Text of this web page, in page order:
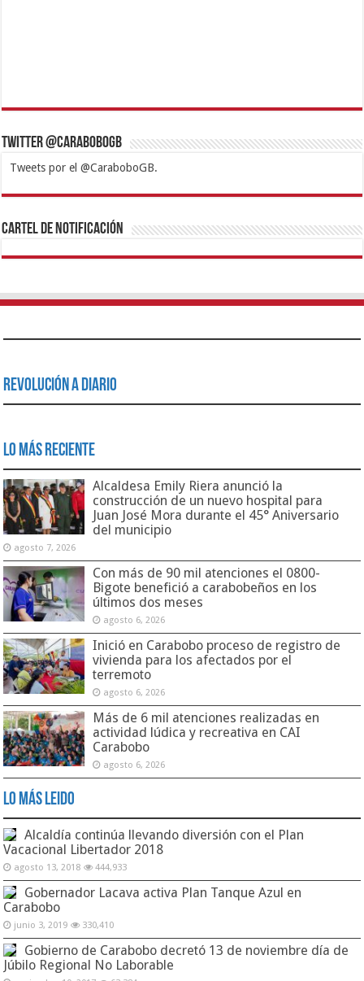
Twitter @CaraboboGB
Tweets por el @CaraboboGB.
1xbetBetturkeyBetistKralbetSupertotobetTipobetMatadorbetMariobet
https://mvbcasino.com/
Cartel de Notificación
Revolución a Diario
Lo Más Reciente
Alcaldesa Emily Riera anunció la
construcción de un nuevo hospital para
Juan José Mora durante el 45° Aniversario
del municipio
agosto 7, 2026
Con más de 90 mil atenciones el 0800-
Bigote benefició a carabobeños en los
últimos dos meses
agosto 6, 2026
Inició en Carabobo proceso de registro de
vivienda para los afectados por el
terremoto
agosto 6, 2026
Más de 6 mil atenciones realizadas en
actividad lúdica y recreativa en CAI
Carabobo
agosto 6, 2026
Lo Más Leido
Alcaldía continúa llevando diversión con el Plan
Vacacional Libertador 2018
agosto 13, 2018 444,933
Gobernador Lacava activa Plan Tanque Azul en
Carabobo
junio 3, 2019 330,410
Gobierno de Carabobo decretó 13 de noviembre día de
Júbilo Regional No Laborable